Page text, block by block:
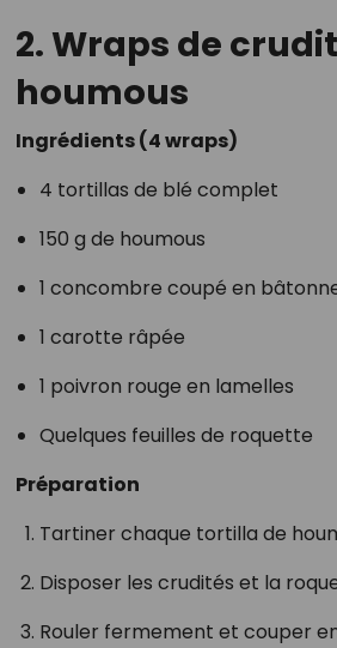
2. Wraps de
houmous
Ingrédients (4 wraps)
4 tortillas de blé complet
150 g de houmous
1 concombre coupé en
1 carotte râpée
1 poivron rouge en lamelles
Quelques feuilles de roquette
Préparation
Tartiner chaque tortilla de
Disposer les crudités et la
Rouler fermement et couper